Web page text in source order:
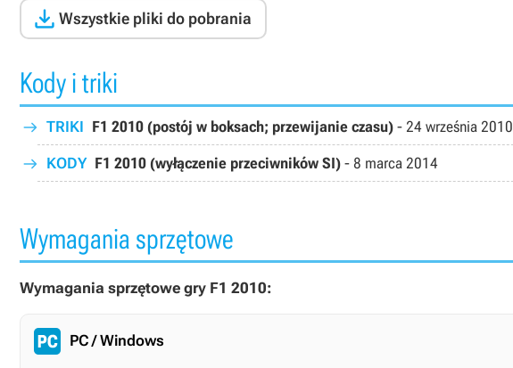
 Wszystkie pliki do pobrania
Kody i triki
TRIKI F1 2010 (postój w boksach; przewijanie czasu) - 24 września 2010
KODY F1 2010 (wyłączenie przeciwników SI) - 8 marca 2014
Wymagania sprzętowe
Wymagania sprzętowe gry F1 2010:
PC / Windows